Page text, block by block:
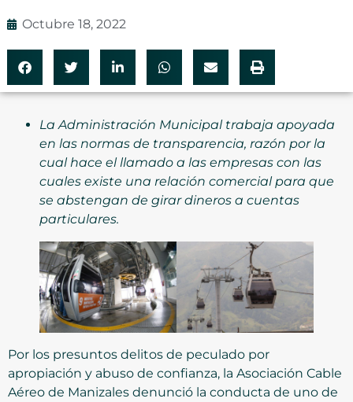
Octubre 18, 2022
La Administración Municipal trabaja apoyada
en las normas de transparencia, razón por la
cual hace el llamado a las empresas con las
cuales existe una relación comercial para que
se abstengan de girar dineros a cuentas
particulares.
Por los presuntos delitos de peculado por
apropiación y abuso de confianza, la Asociación Cable
Aéreo de Manizales denunció la conducta de uno de